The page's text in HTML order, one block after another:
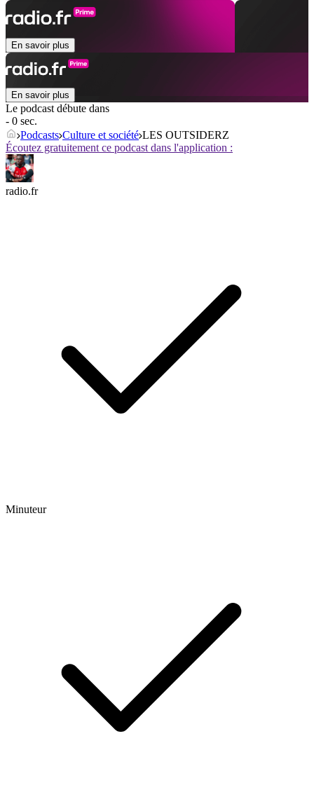
En savoir plus
En savoir plus
Le podcast débute dans
- 0 sec.
Podcasts Culture et société LES OUTSIDERZ
Écoutez gratuitement ce podcast dans l'application :
radio.fr
Minuteur